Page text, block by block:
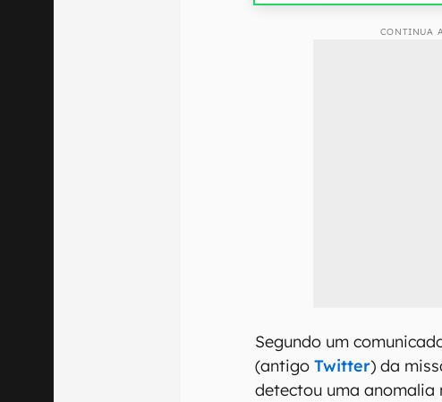
CONTINUA
Segundo um
(antigoTwitter) da
detectou uma anomalia